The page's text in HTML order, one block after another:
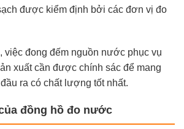
được kiểm định bởi các đơn vị đo
việc đong đếm nguồn nước phục vụ
xuất cần được chính sác để mang
ra có chất lượng tốt nhất.
đồng hồ đo nước